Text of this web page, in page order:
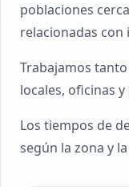
poblaciones
relacionadas con
Trabajamos
locales, oficinas
Los tiempos de
según la zona y